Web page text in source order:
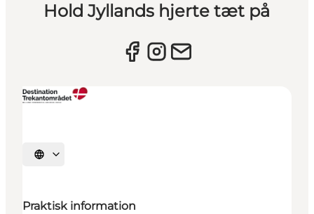
Hold Jyllands hjerte tæt på
Vælg sprog
Praktisk information